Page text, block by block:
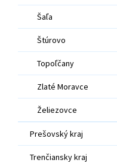
Šaľa
Štúrovo
Topoľčany
Zlaté Moravce
Želiezovce
Prešovský kraj
Trenčiansky kraj